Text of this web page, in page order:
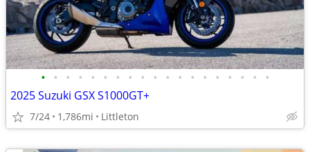
• • • • • • • • • • • • • • • • • • •
2025 Suzuki GSX S1000GT+
7/24 1,786mi Littleton